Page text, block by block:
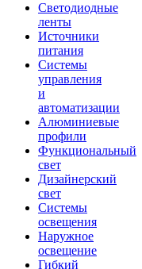
Светодиодные
ленты
Источники
питания
Системы
управления
и
автоматизации
Алюминиевые
профили
Функциональный
свет
Дизайнерский
свет
Системы
освещения
Наружное
освещение
Гибкий